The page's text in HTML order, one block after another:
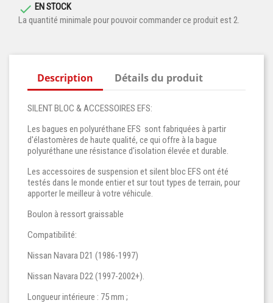
 EN STOCK
La quantité minimale pour pouvoir commander ce produit est 2.
Description Détails du produit
SILENT BLOC & ACCESSOIRES EFS:
Les bagues en polyuréthane EFS sont fabriquées à partir
d'élastomères de haute qualité, ce qui offre à la bague
polyuréthane une résistance d'isolation élevée et durable.
Les accessoires de suspension et silent bloc EFS ont été
testés dans le monde entier et sur tout types de terrain, pour
apporter le meilleur à votre véhicule.
Boulon à ressort graissable
Compatibilité:
Nissan Navara D21 (1986-1997)
Nissan Navara D22 (1997-2002+).
Longueur intérieure : 75 mm ;